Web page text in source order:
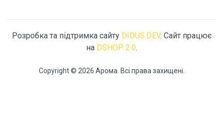
Copyright © 2026 Арома. Всі права захищені.
Розробка та підтримка сайту DIDUS.DEV. Сайт працює
на DSHOP 2.0.